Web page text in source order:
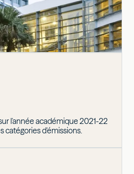
l'année académique 2021-22
catégories d'émissions.